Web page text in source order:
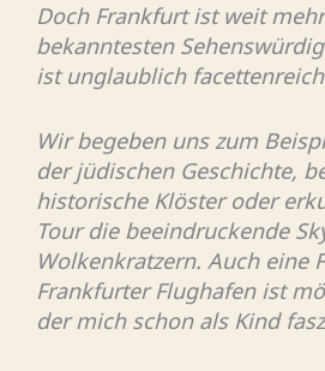
Doch Frankfurt ist weit
bekanntesten
ist unglaublich
Wir begeben uns zum
der jüdischen Geschichte,
historische Klöster oder
Tour die beeindruckende
Wolkenkratzern. Auch eine
Frankfurter Flughafen ist
der mich schon als Kind